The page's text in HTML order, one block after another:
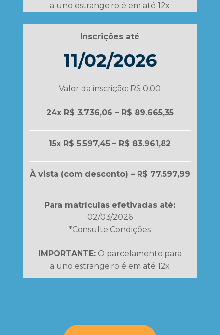
aluno estrangeiro é em até 12x
Inscrições até
11/02/2026
Valor da inscrição: R$ 0,00
24x R$ 3.736,06 – R$ 89.665,35
15x R$ 5.597,45 – R$ 83.961,82
À vista (com desconto) – R$ 77.597,99
Para matrículas efetivadas até:
02/03/2026
*Consulte Condições
IMPORTANTE:O parcelamento para
aluno estrangeiro é em até 12x